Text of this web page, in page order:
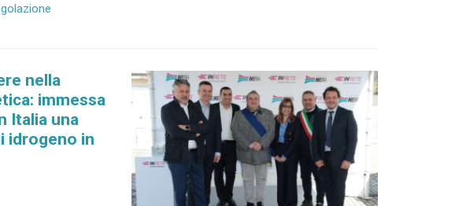
nella
immessa
Italia una
idrogeno in